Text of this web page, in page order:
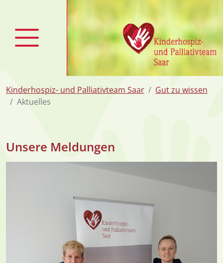
Kinderhospiz- und Palliativteam Saar
Gut zu wissen
Aktuelles
Unsere Meldungen